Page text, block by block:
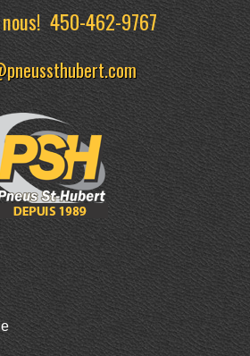
nous!450-462-9767